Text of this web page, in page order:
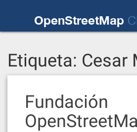
OpenStreetMap
Etiqueta: Cesar
Fundación